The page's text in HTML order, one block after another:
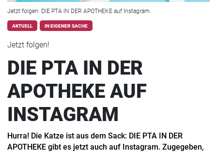
Jetzt folgen: DIE PTA IN DER APOTHEKE auf Instagram.
AKTUELL IN EIGENER SACHE
Jetzt folgen!
DIE PTA IN DER
APOTHEKE AUF
INSTAGRAM
Hurra! Die Katze ist aus dem Sack: DIE PTA IN DER
APOTHEKE gibt es jetzt auch auf Instagram. Zugegeben,